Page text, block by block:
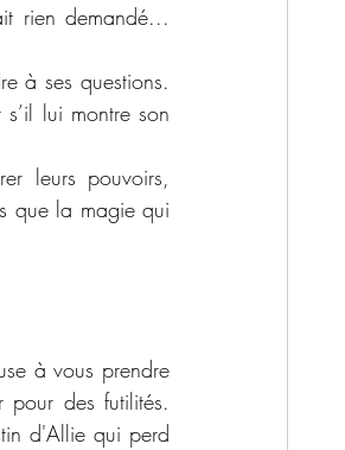
rien demandé...
à ses questions.
lui montre son
leurs pouvoirs,
que la magie qui
à vous prendre
des futilités.
d'Allie qui perd